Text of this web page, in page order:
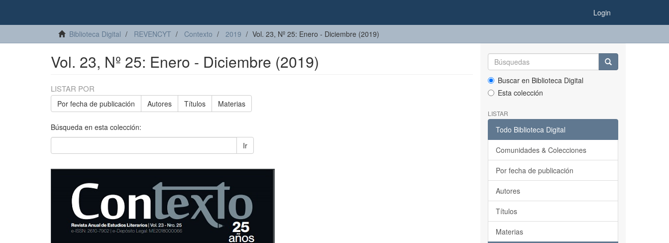
Login
Biblioteca Digital REVENCYT Contexto 2019 Vol. 23, Nº 25: Enero - Diciembre (2019)
Vol. 23, Nº 25: Enero - Diciembre (2019)
LISTAR POR
Por fecha de publicación Autores Títulos Materias
Búsqueda en esta colección:
Ir
Buscar en Biblioteca Digital
Esta colección
LISTAR
Todo Biblioteca Digital
Comunidades & Colecciones
Por fecha de publicación
Autores
Títulos
Materias